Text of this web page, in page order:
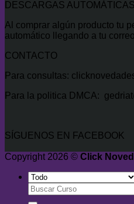
DESCARGAS AUTOMÁTICAS
Al comprar algún producto tu
automático llegando a tu
CONTACTO
Para consultas:
Para la politica DMCA:
SÍGUENOS EN FACEBOOK
Copyright 2026 © Click
Buscar
por: